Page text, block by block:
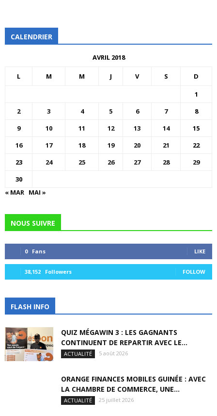
CALENDRIER
AVRIL 2018
L M M J V S D
1
2
3 4 5 6 7
8
9
10 11 12 13 14
15
16
17 18 19 20 21
22
23
24 25 26 27 28
29
30
« MAR MAI »
NOUS SUIVRE
0 Fans LIKE
38,152 Followers FOLLOW
FLASH INFO
QUIZ MÉGAWIN 3 : LES GAGNANTS
CONTINUENT DE REPARTIR AVEC LE...
ACTUALITÉ 5 août 2026
ORANGE FINANCES MOBILES GUINÉE : AVEC
LA CHAMBRE DE COMMERCE, UNE...
ACTUALITÉ 25 juillet 2026